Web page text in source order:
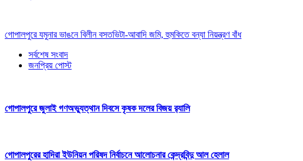
গোপালপুরে যমুনার ভাঙনে বিলীন বসতভিটা-আবাদি জমি, হুমকিতে বন্যা নিয়ন্ত্রণ বাঁধ
সর্বশেষ সংবাদ
জনপ্রিয় পোস্ট
গোপালপুরে জুলাই গণঅভ্যুত্থান দিবসে কৃষক দলের বিজয় র‍্যালি
গোপালপুরের হাদিরা ইউনিয়ন পরিষদ নির্বাচনে আলোচনার কেন্দ্রবিন্দু আল হেলাল